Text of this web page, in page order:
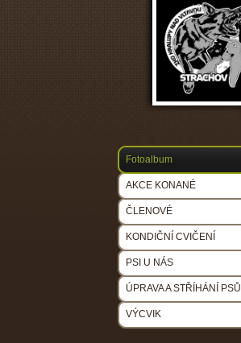
Fotoalbum
AKCE KONANÉ
ČLENOVÉ
KONDIČNÍ CVIČENÍ
PSI U NÁS
ÚPRAVA A STŘÍHÁNÍ PSŮ
VÝCVIK